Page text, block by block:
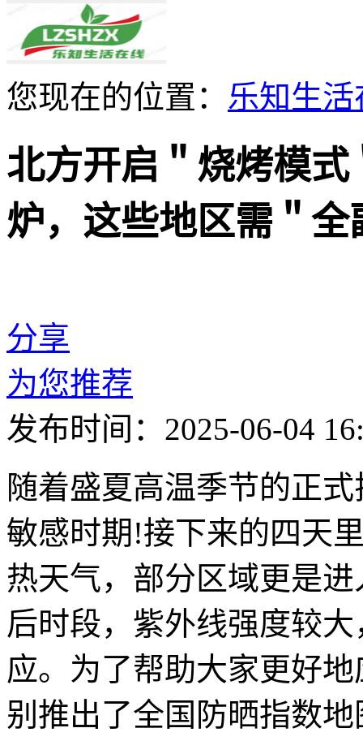
您现在的位置： 乐知生活
北方开启＂烧烤模
炉，这些地区需＂全
分享
为您推荐
发布时间：2025-06-04
随着盛夏高温季节的正
敏感时期!接下来的四天
热天气，部分区域更是
后时段，紫外线强度较
应。为了帮助大家更好
别推出了全国防晒指数